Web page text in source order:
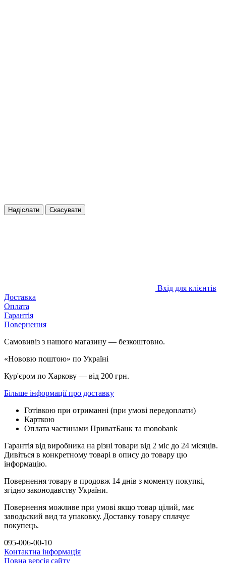
Надіслати Скасувати
Вхід для клієнтів
Доставка
Оплата
Гарантія
Повернення
Самовивіз з нашого магазину — безкоштовно.
«Нововю поштою» по Україні
Кур'єром по Харкову — від 200 грн.
Більше інформації про доставку
Готівкою при отриманні (при умові передоплати)
Карткою
Оплата частинами ПриватБанк та monobank
Гарантія від виробника на різні товари від 2 міс до 24 місяців.
Дивіться в конкретному товарі в опису до товару цю
інформацію.
Повернення товару в продовж 14 днів з моменту покупкі,
згідно законодавству України.
Повернення можливе при умові якщо товар цілий, має
заводьский вид та упаковку. Доставку товару сплачує
покупець.
095-006-00-10
Контактна інформація
Повна версія сайту